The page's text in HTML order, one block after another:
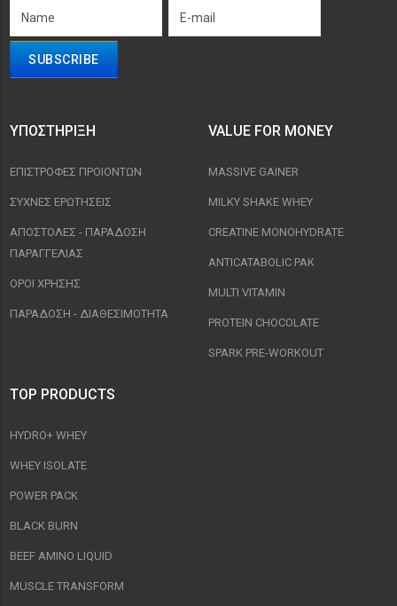
ΥΠΟΣΤΉΡΙΞΗ
ΕΠΙΣΤΡΟΦΈΣ ΠΡΟΙΟΝΤΩΝ
ΣΥΧΝΈΣ ΕΡΩΤΉΣΕΙΣ
ΑΠΟΣΤΟΛΈΣ - ΠΑΡΆΔΟΣΗ
ΠΑΡΑΓΓΕΛΊΑΣ
ΟΡΟΙ ΧΡΉΣΗΣ
ΠΑΡΑΔΟΣΗ - ΔΙΑΘΕΣΙΜΌΤΗΤΑ
VALUE FOR MONEY
MASSIVE GAINER
MILKY SHAKE WHEY
CREATINE MONOHYDRATE
ANTICATABOLIC PAK
MULTI VITAMIN
PROTEIN CHOCOLATE
SPARK PRE-WORKOUT
TOP PRODUCTS
HYDRO+ WHEY
WHEY ISOLATE
POWER PACK
BLACK BURN
BEEF AMINO LIQUID
MUSCLE TRANSFORM